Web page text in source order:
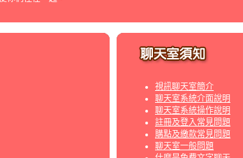
視訊聊天室簡介
聊天室系統介面說明
聊天室系統操作說明
註冊及登入常見問題
購點及繳款常見問題
聊天室一般問題